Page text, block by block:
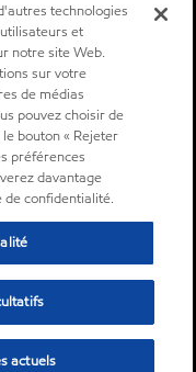
technologies
et
notre site Web.
sur votre
de médias
pouvez choisir de
bouton « Rejeter
préférences
davantage
confidentialité.
actuels